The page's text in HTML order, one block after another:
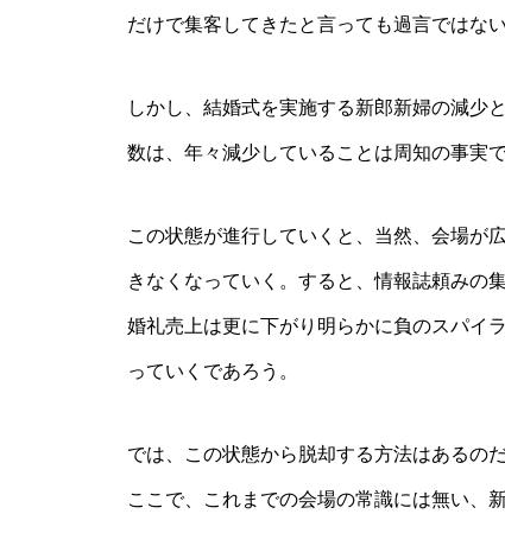
だけで集客してきたと言っても過言ではない
しかし、結婚式を実施する新郎新婦の減少
数は、年々減少していることは周知の事実で
この状態が進行していくと、当然、会場が
きなくなっていく。すると、情報誌頼みの
婚礼売上は更に下がり明らかに負のスパイ
っていくであろう。
では、この状態から脱却する方法はあるのだ
ここで、これまでの会場の常識には無い、